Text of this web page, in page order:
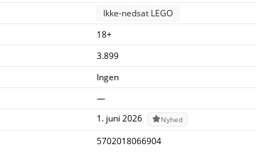
Ikke-nedsat LEGO
18+
3.899
Ingen
—
1. juni 2026 Nyhed
5702018066904